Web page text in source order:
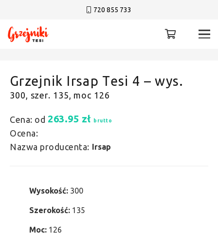
720 855 733
Grzejnik Irsap Tesi 4 – wys.
300, szer. 135, moc 126
Cena: od 263.95 zł brutto
Ocena:
Nazwa producenta: Irsap
Wysokość: 300
Szerokość: 135
Moc: 126